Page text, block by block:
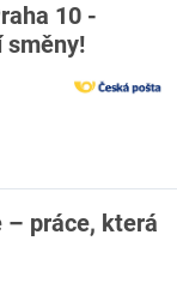
10 -
směny!
– práce, která